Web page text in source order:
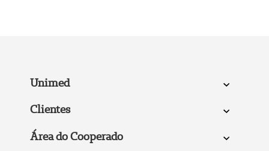
Unimed
Clientes
Área do Cooperado